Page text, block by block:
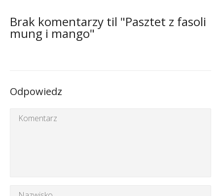
Brak komentarzy til "Pasztet z fasoli
mung i mango"
Odpowiedz